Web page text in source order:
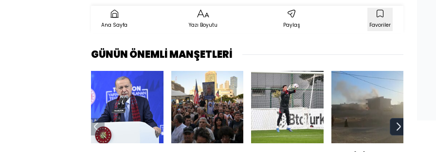
Ana Sayfa Yazı Boyutu Paylaş Favoriler
GÜNÜN ÖNEMLİ MANŞETLERİ